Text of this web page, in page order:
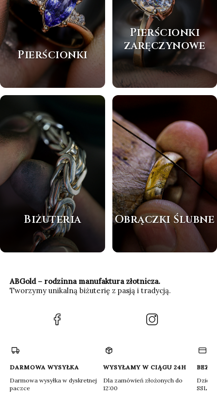
Pierścionki
Pierścionki
zaręczynowe
Biżuteria Obrączki Ślubne
ABGold – rodzinna manufaktura złotnicza.
Tworzymy unikalną biżuterię z pasją i tradycją.
(Otwiera
DARMOWA WYSYŁKA
Darmowa wysyłka w dyskretnej
paczce
WYSYŁAMY W CIĄGU 24H
Dla zamówień złożonych do
12:00
Dzięki
SSL